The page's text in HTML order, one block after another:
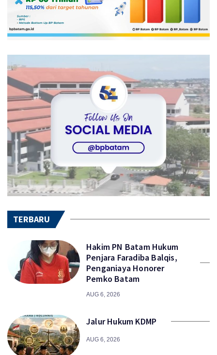
TERBARU
Hakim PN Batam Hukum
Penjara Faradiba Balqis,
Penganiaya Honorer
Pemko Batam
AUG 6, 2026
Jalur Hukum KDMP
AUG 6, 2026